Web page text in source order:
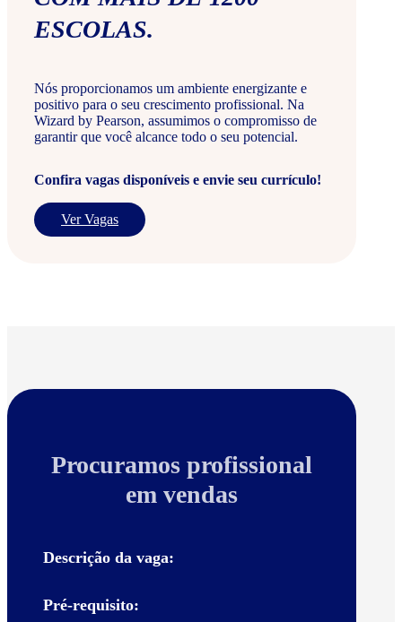
ESCOLAS.
Nós proporcionamos um ambiente energizante e
positivo para o seu crescimento profissional. Na
Wizard by Pearson, assumimos o compromisso de
garantir que você alcance todo o seu potencial.
Confira vagas disponíveis e envie seu currículo!
Ver Vagas
Procuramos profissional
em vendas
Descrição da vaga:
Pré-requisito: